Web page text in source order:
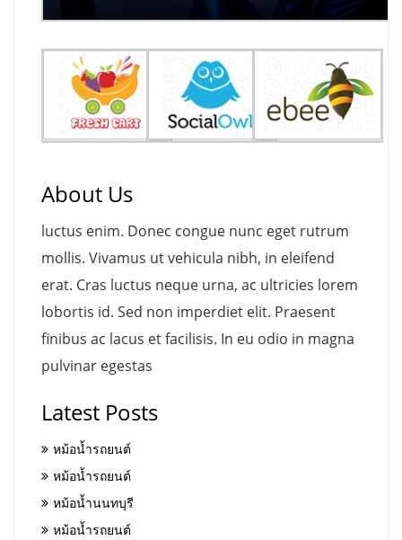
About Us
luctus enim. Donec congue nunc eget rutrum
mollis. Vivamus ut vehicula nibh, in eleifend
erat. Cras luctus neque urna, ac ultricies lorem
lobortis id. Sed non imperdiet elit. Praesent
finibus ac lacus et facilisis. In eu odio in magna
pulvinar egestas
Latest Posts
หม้อน้ำรถยนต์
หม้อน้ำรถยนต์
หม้อน้ำนนทบุรี
หม้อน้ำรถยนต์